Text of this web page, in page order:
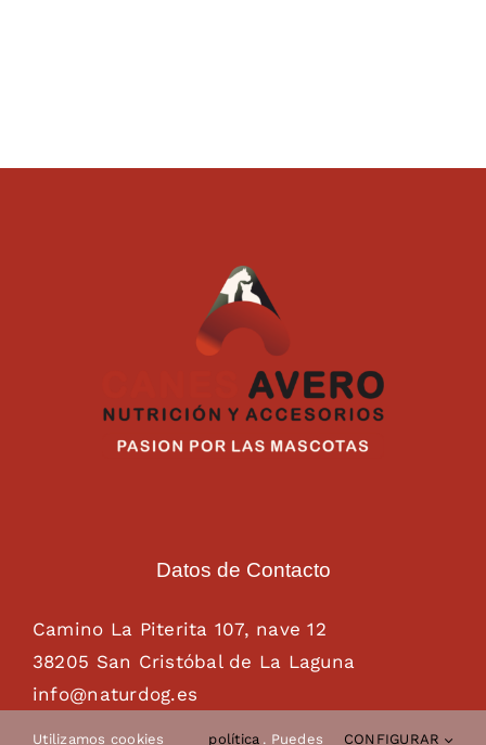
Datos de Contacto
Camino La Piterita 107, nave 12
38205 San Cristóbal de La Laguna
info@naturdog.es
Utilizamos cookies política . Puedes CONFIGURAR